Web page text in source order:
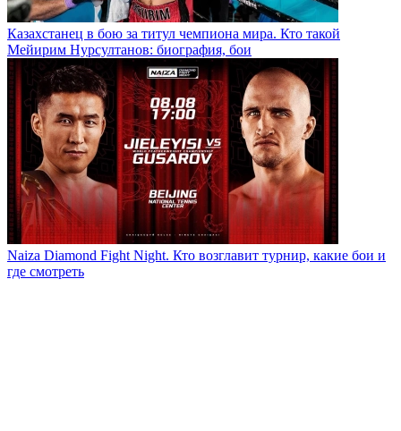
Казахстанец в бою за титул чемпиона мира. Кто такой
Мейирим Нурсултанов: биография, бои
Naiza Diamond Fight Night. Кто возглавит турнир, какие бои и
где смотреть